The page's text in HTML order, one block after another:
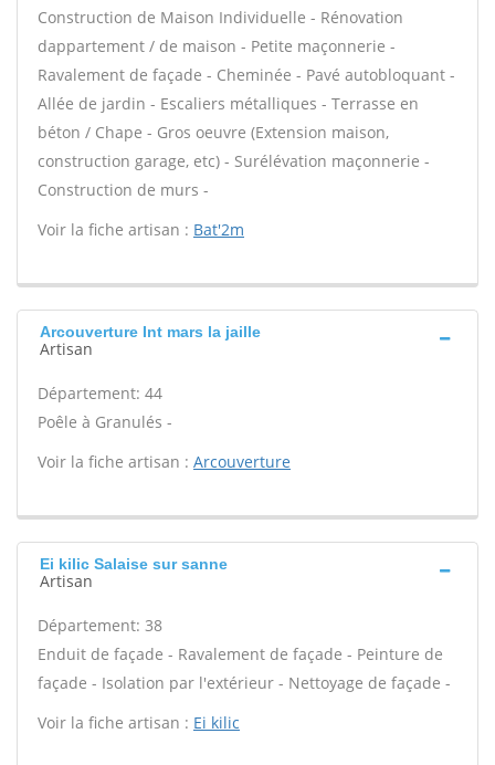
Construction de Maison Individuelle - Rénovation
dappartement / de maison - Petite maçonnerie -
Ravalement de façade - Cheminée - Pavé autobloquant -
Allée de jardin - Escaliers métalliques - Terrasse en
béton / Chape - Gros oeuvre (Extension maison,
construction garage, etc) - Surélévation maçonnerie -
Construction de murs -
Voir la fiche artisan : Bat'2m
Arcouverture Int mars la jaille
Artisan
Département: 44
Poêle à Granulés -
Voir la fiche artisan : Arcouverture
Ei kilic Salaise sur sanne
Artisan
Département: 38
Enduit de façade - Ravalement de façade - Peinture de
façade - Isolation par l'extérieur - Nettoyage de façade -
Voir la fiche artisan : Ei kilic